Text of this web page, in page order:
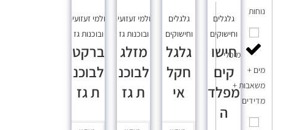
נוחות
מיכלי
מים +
משאבות +
מדידים
גלגלים
וחישוקים
חישו
קים
מפלד
ה
גלגלים
וחישוקים
גלגל
חקל
אי
בולמי זעזועים
ובוכנות גז
מזלג
לבוכנ
ת גז
בולמי זעזועים
ובוכנות גז
ברקט
לבוכנ
ת גז